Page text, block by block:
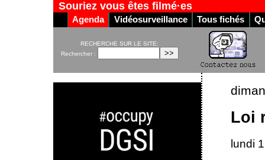
Souriez vous êtes filmé·es
Agenda Vidéosurveillance Tous fichés
RECHERCHE SUR LE SITE:
Rechercher :
Loi
lundi